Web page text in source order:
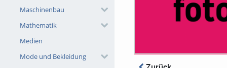
Maschinenbau
Mathematik
Medien
Mode und Bekleidung